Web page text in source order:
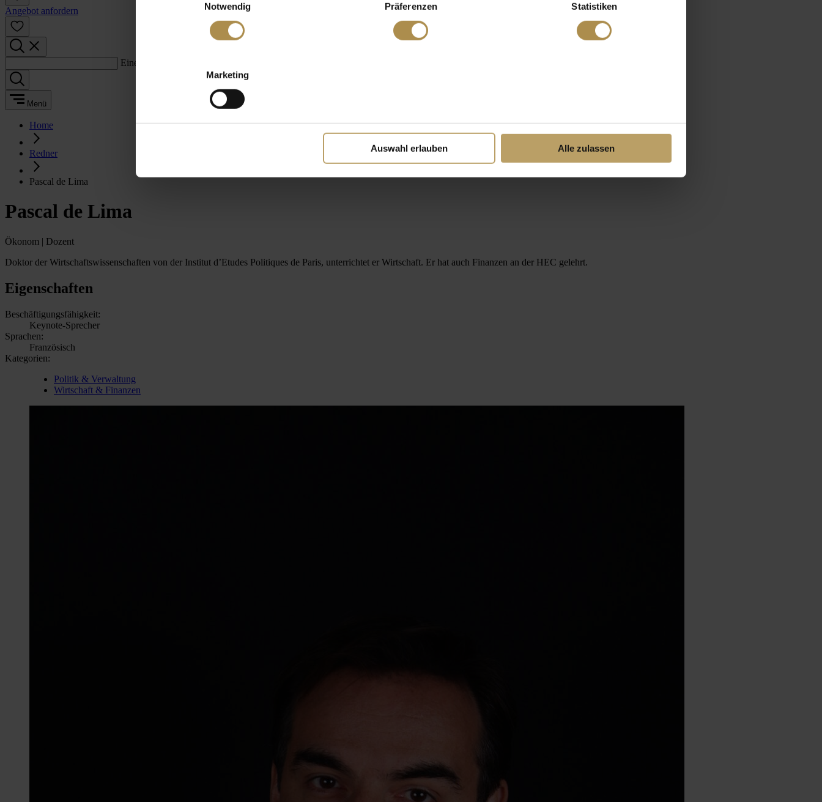
Notwendig
Präferenzen Statistiken
Marketing
Auswahl erlauben Alle zulassen
Angebot anfordern
Einen Suchbegriff eingeben:
Menü
Home
Redner
Pascal de Lima
Pascal de Lima
Ökonom | Dozent
Doktor der Wirtschaftswissenschaften von der Institut d’Etudes Politiques de Paris, unterrichtet er Wirtschaft. Er hat auch Finanzen an der HEC gelehrt.
Eigenschaften
Beschäftigungsfähigkeit:
Keynote-Sprecher
Sprachen:
Französisch
Kategorien:
Politik & Verwaltung
Wirtschaft & Finanzen